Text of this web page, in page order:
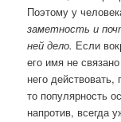
Поэтому у
заметность и
ней дело. Если
его имя не
него
то популярность
напротив, всегда